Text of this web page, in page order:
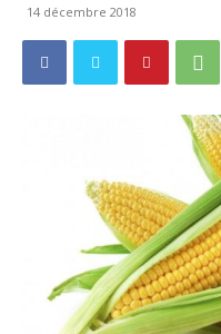
14 décembre 2018